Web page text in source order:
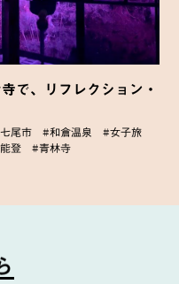
で、リフレクション・
尾市 #和倉温泉
#女子旅
登 #青林寺